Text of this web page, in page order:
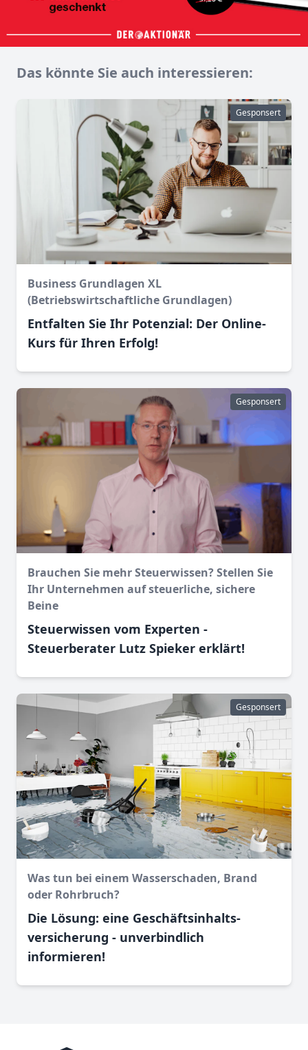
Das könnte Sie auch interessieren:
Gesponsert
Business Grundlagen XL
(Betriebswirtschaftliche Grundlagen)
Entfalten Sie Ihr Potenzial: Der Online-
Kurs für Ihren Erfolg!
Gesponsert
Brauchen Sie mehr Steuerwissen? Stellen Sie
Ihr Unternehmen auf steuerliche, sichere
Beine
Steuerwissen vom Experten -
Steuerberater Lutz Spieker erklärt!
Gesponsert
Was tun bei einem Wasser­schaden, Brand
oder Rohr­bruch?
Die Lösung: eine Geschäftsinhalts­
versicherung - unverbindlich
informieren!